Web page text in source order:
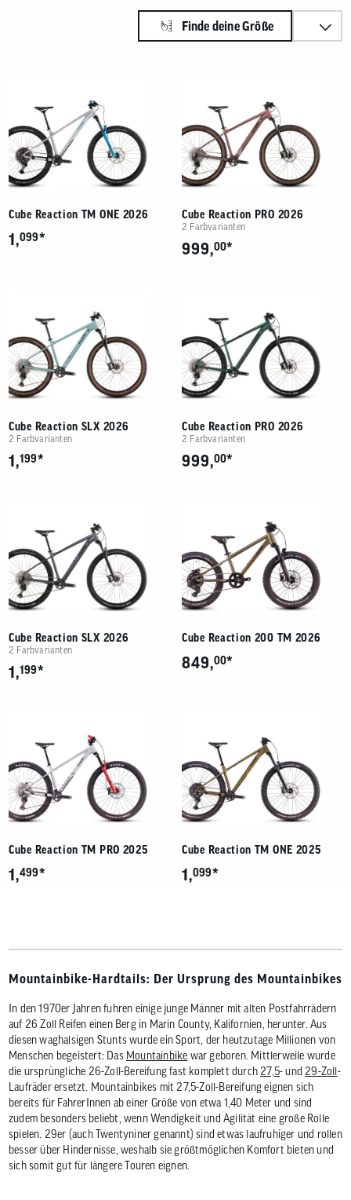
Finde deine Größe
Cube Reaction TM ONE 2026
1,099*
Cube Reaction PRO 2026
2 Farbvarianten
999,00*
Cube Reaction SLX 2026
2 Farbvarianten
1,199*
Cube Reaction PRO 2026
2 Farbvarianten
999,00*
Cube Reaction SLX 2026
2 Farbvarianten
1,199*
Cube Reaction 200 TM 2026
849,00*
Cube Reaction TM PRO 2025
1,499*
Cube Reaction TM ONE 2025
1,099*
Mountainbike-Hardtails: Der Ursprung des Mountainbikes
In den 1970er Jahren fuhren einige junge Männer mit alten Postfahrrädern
auf 26 Zoll Reifen einen Berg in Marin County, Kalifornien, herunter. Aus
diesen waghalsigen Stunts wurde ein Sport, der heutzutage Millionen von
Menschen begeistert: Das Mountainbike war geboren. Mittlerweile wurde
die ursprüngliche 26-Zoll-Bereifung fast komplett durch 27,5- und 29-Zoll-
Laufräder ersetzt. Mountainbikes mit 27,5-Zoll-Bereifung eignen sich
bereits für FahrerInnen ab einer Größe von etwa 1,40 Meter und sind
zudem besonders beliebt, wenn Wendigkeit und Agilität eine große Rolle
spielen. 29er (auch Twentyniner genannt) sind etwas laufruhiger und rollen
besser über Hindernisse, weshalb sie größtmöglichen Komfort bieten und
sich somit gut für längere Touren eignen.